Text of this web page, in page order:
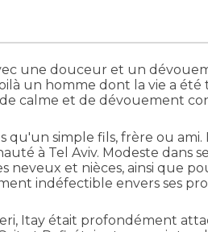
une douceur et un
un homme dont la vie a
calme et de dévouement
qu'un simple fils, frère ou
à Tel Aviv. Modeste dans
et nièces, ainsi que
indéfectible envers ses
Itay était profondément